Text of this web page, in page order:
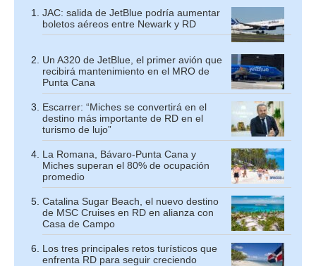
JAC: salida de JetBlue podría aumentar
boletos aéreos entre Newark y RD
Un A320 de JetBlue, el primer avión que
recibirá mantenimiento en el MRO de
Punta Cana
Escarrer: “Miches se convertirá en el
destino más importante de RD en el
turismo de lujo”
La Romana, Bávaro-Punta Cana y
Miches superan el 80% de ocupación
promedio
Catalina Sugar Beach, el nuevo destino
de MSC Cruises en RD en alianza con
Casa de Campo
Los tres principales retos turísticos que
enfrenta RD para seguir creciendo